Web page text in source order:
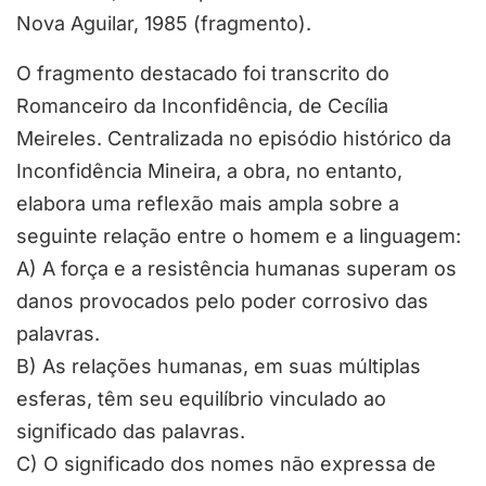
Nova Aguilar, 1985 (fragmento).
O fragmento destacado foi transcrito do
Romanceiro da Inconfidência, de Cecília
Meireles. Centralizada no episódio histórico da
Inconfidência Mineira, a obra, no entanto,
elabora uma reflexão mais ampla sobre a
seguinte relação entre o homem e a linguagem:
A) A força e a resistência humanas superam os
danos provocados pelo poder corrosivo das
palavras.
B) As relações humanas, em suas múltiplas
esferas, têm seu equilíbrio vinculado ao
significado das palavras.
C) O significado dos nomes não expressa de